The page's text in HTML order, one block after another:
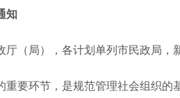
知
（局），各计划单列市民政局，
重要环节，是规范管理社会组织